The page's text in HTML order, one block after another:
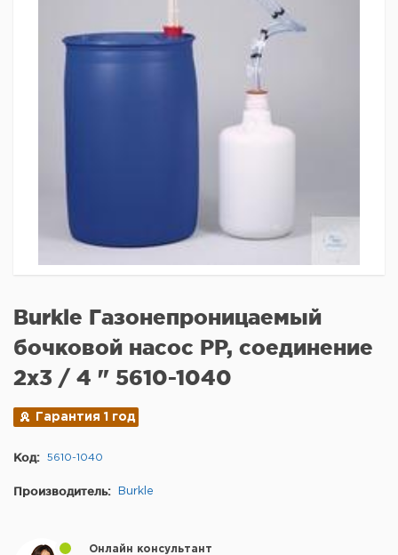
Burkle Газонепроницаемый
бочковой насос PP, соединение
2x3 / 4 " 5610-1040
Гарантия 1 год
Код: 5610-1040
Производитель: Burkle
Онлайн консультант